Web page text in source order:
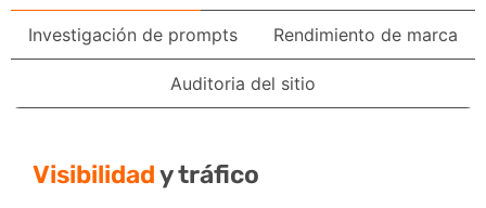
Investigación de prompts Rendimiento de marca
Auditoria del sitio
Visibilidady tráfico